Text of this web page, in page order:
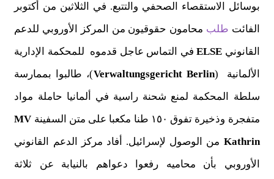
بوسائل الاستقصاء الصحفي والتتبع. في الثلاثين من أكتوبر
الفائت طلب محامون حقوقيون من المركز الأوروبي للدعم
القانوني ELSEفي التماس عاجل قدموه للمحكمة الإدارية
الألمانية (Verwaltungsgericht Berlin)، طالبوا بممارسة
سلطة المحكمة لمنع شحنة راسية في ألمانيا حاملة مواد
متفجرة وذخيرة تفوق ١٥٠ طنا مكعبا على متن السفينة
MV
Kathrin من الوصول لإسرائيل. أفاد مركز الدعم القانوني
الأوروبي بأن محاميه رفعوا دعواهم بالنيابة عن ثلاثة